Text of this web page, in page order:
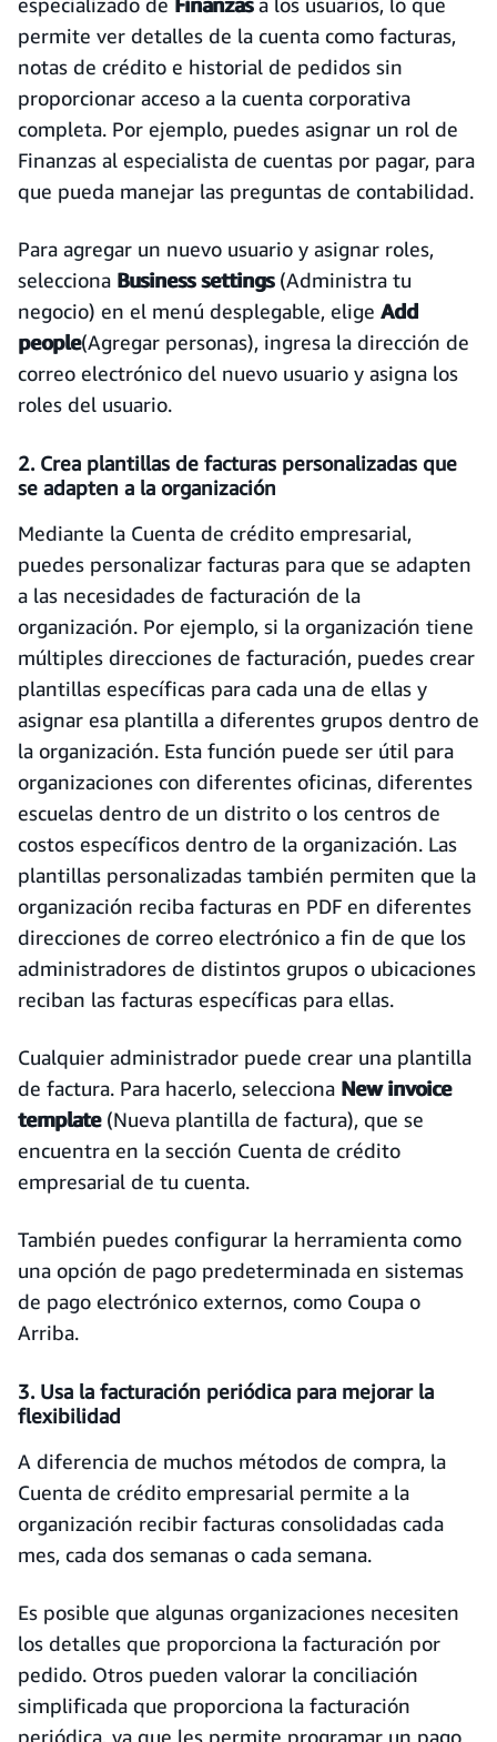
permite ver detalles de la cuenta como facturas,
notas de crédito e historial de pedidos sin
proporcionar acceso a la cuenta corporativa
completa. Por ejemplo, puedes asignar un rol de
Finanzas al especialista de cuentas por pagar, para
que pueda manejar las preguntas de contabilidad.
Para agregar un nuevo usuario y asignar roles,
selecciona Business settings(Administra tu
negocio) en el menú desplegable, elige Add
people(Agregar personas), ingresa la dirección de
correo electrónico del nuevo usuario y asigna los
roles del usuario.
2. Crea plantillas de facturas personalizadas que
se adapten a la organización
Mediante la Cuenta de crédito empresarial,
puedes personalizar facturas para que se adapten
a las necesidades de facturación de la
organización. Por ejemplo, si la organización tiene
múltiples direcciones de facturación, puedes crear
plantillas específicas para cada una de ellas y
asignar esa plantilla a diferentes grupos dentro de
la organización. Esta función puede ser útil para
organizaciones con diferentes oficinas, diferentes
escuelas dentro de un distrito o los centros de
costos específicos dentro de la organización. Las
plantillas personalizadas también permiten que la
organización reciba facturas en PDF en diferentes
direcciones de correo electrónico a fin de que los
administradores de distintos grupos o ubicaciones
reciban las facturas específicas para ellas.
Cualquier administrador puede crear una plantilla
de factura. Para hacerlo, selecciona New invoice
template (Nueva plantilla de factura), que se
encuentra en la sección Cuenta de crédito
empresarial de tu cuenta.
También puedes configurar la herramienta como
una opción de pago predeterminada en sistemas
de pago electrónico externos, como Coupa o
Arriba.
3. Usa la facturación periódica para mejorar la
flexibilidad
A diferencia de muchos métodos de compra, la
Cuenta de crédito empresarial permite a la
organización recibir facturas consolidadas cada
mes, cada dos semanas o cada semana.
Es posible que algunas organizaciones necesiten
los detalles que proporciona la facturación por
pedido. Otros pueden valorar la conciliación
simplificada que proporciona la facturación
periódica, ya que les permite programar un pago